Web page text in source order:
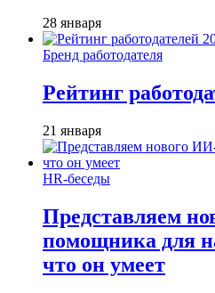
28 января
Бренд работодателя
Рейтинг
21 января
HR-беседы
Представляем
помощника для
что он умеет